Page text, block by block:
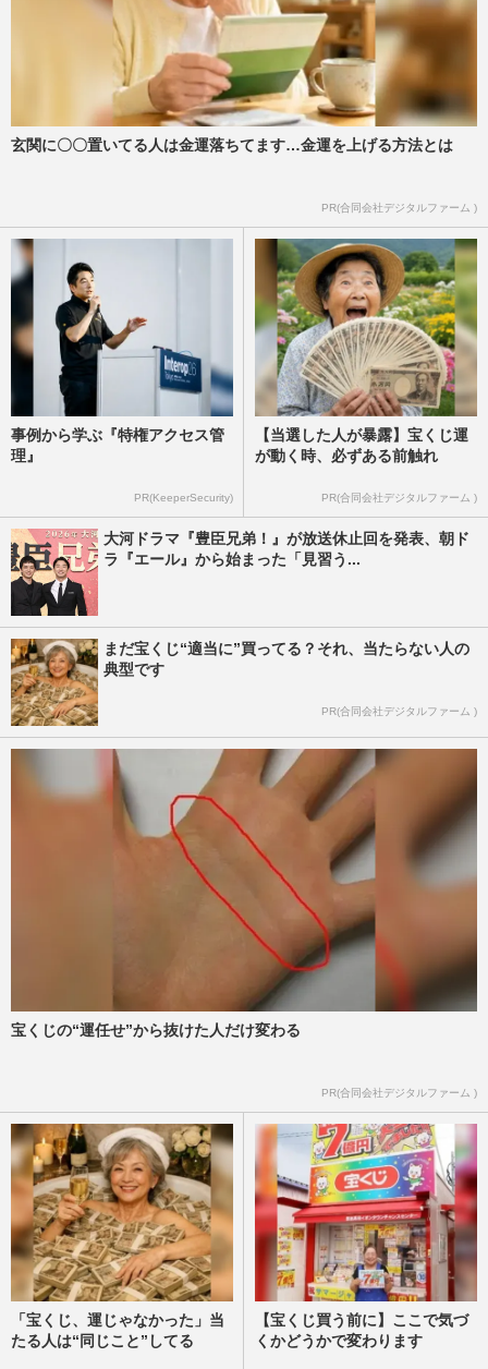
週刊女性PRIME 2026/6/26
【北海道旭川・女子高生殺害事件】内田梨
瑚被告に懲役27年判決を下した女性裁判長
に「星一つ」矛先を向ける…
週刊女性PRIME 2026/6/25
《茨城県水戸市》88歳の父を殺害した54歳
から水を汲む」住民が目撃…
週刊女性2026年7月7日・14日号 2026/6/24
玄関に〇〇置いてる人は金運落ちてます…金運を上げる方法とは
PR(合同会社デジタルファーム )
事例から学ぶ『特権アクセス管
理』
PR(KeeperSecurity)
【当選した人が暴露】宝くじ運
が動く時、必ずある前触れ
PR(合同会社デジタルファーム )
大河ドラマ『豊臣兄弟！』が放送休止回を発表、朝ド
ラ『エール』から始まった「見習う...
まだ宝くじ“適当に”買ってる？それ、当たらない人の
典型です
PR(合同会社デジタルファーム )
宝くじの“運任せ”から抜けた人だけ変わる
PR(合同会社デジタルファーム )
「宝くじ、運じゃなかった」当
たる人は“同じこと”してる
【宝くじ買う前に】ここで気づ
くかどうかで変わります